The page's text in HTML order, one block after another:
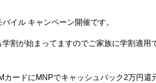
イル キャンペーン開催です。
割が始まってますのでご家族に学割適用
ードにMNPでキャッシュバック2万円還